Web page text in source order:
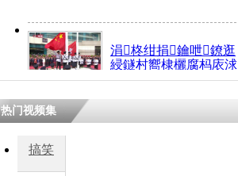
涓柊绀捐鑰呭鐐逛
綅鐩村嚮棣欐腐杩庡浗
搴�24灏忔椂
热门视频集
搞笑